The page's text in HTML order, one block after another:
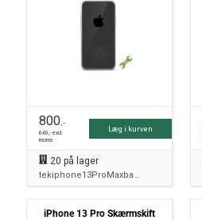
800,-
640,- excl.
moms
Læg i kurven
20 på lager
tekiphone13ProMaxbagside
iPhone 13 Pro Skærmskift